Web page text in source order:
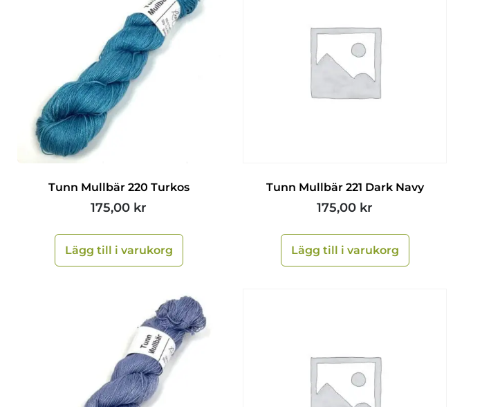
Tunn Mullbär 220 Turkos
175,00 kr
Lägg till i varukorg
Tunn Mullbär 221 Dark Navy
175,00 kr
Lägg till i varukorg